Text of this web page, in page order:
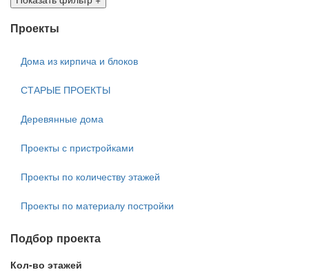
Проекты
Дома из кирпича и блоков
СТАРЫЕ ПРОЕКТЫ
Деревянные дома
Проекты с пристройками
Проекты по количеству этажей
Проекты по материалу постройки
Подбор проекта
Кол-во этажей